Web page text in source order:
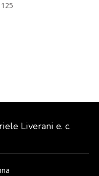
Liverani e. c.